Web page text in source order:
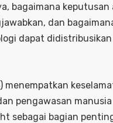
bagaimana
dan
dapat didistribusikan
menempatkan
pengawasan
sebagai bagian